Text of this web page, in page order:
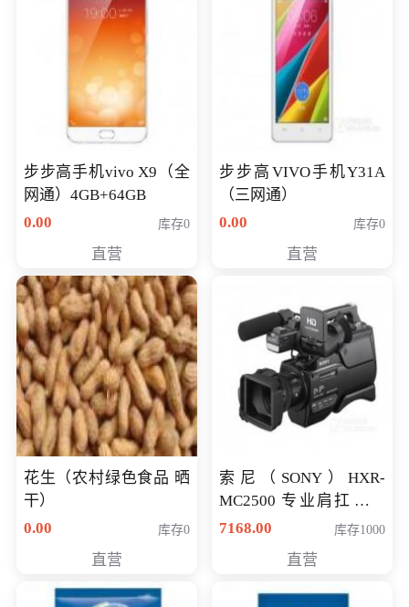
步步高手机vivo X9（全
网通）4GB+64GB
0.00
库存0
直营
步步高VIVO手机Y31A
（三网通）
0.00
库存0
直营
花生（农村绿色食品 晒
干）
0.00
库存0
直营
索尼（SONY）HXR-
MC2500 专业肩扛式存
储卡全高清摄录一体机
清入门级摄像机
7168.00 库存1000
直营